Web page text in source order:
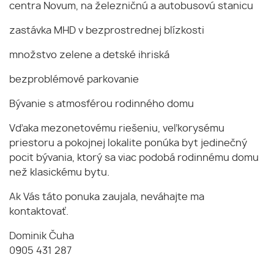
centra Novum, na železničnú a autobusovú stanicu
zastávka MHD v bezprostrednej blízkosti
množstvo zelene a detské ihriská
bezproblémové parkovanie
Bývanie s atmosférou rodinného domu
Vďaka mezonetovému riešeniu, veľkorysému
priestoru a pokojnej lokalite ponúka byt jedinečný
pocit bývania, ktorý sa viac podobá rodinnému domu
než klasickému bytu.
Ak Vás táto ponuka zaujala, neváhajte ma
kontaktovať.
Dominik Čuha
0905 431 287